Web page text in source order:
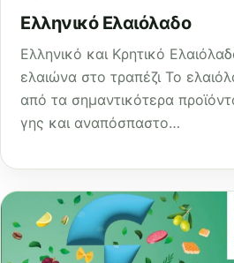
Ελληνικό Ελαιόλαδο
Ελληνικό και Κρητικό
ελαιώνα στο τραπέζι Το
από τα σημαντικότερα
γης και αναπόσπαστο…